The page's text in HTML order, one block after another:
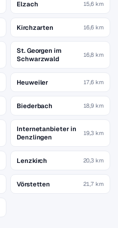
Elzach 15,6 km
Kirchzarten 16,6 km
St. Georgen im
Schwarzwald
16,8 km
Heuweiler 17,6 km
Biederbach 18,9 km
Internetanbieter in
Denzlingen
19,3 km
Lenzkirch 20,3 km
Vörstetten 21,7 km